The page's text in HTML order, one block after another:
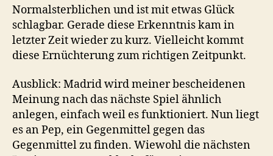
Normalsterblichen und ist mit etwas Glück
schlagbar. Gerade diese Erkenntnis kam in
letzter Zeit wieder zu kurz. Vielleicht kommt
diese Ernüchterung zum richtigen Zeitpunkt.
Ausblick: Madrid wird meiner bescheidenen
Meinung nach das nächste Spiel ähnlich
anlegen, einfach weil es funktioniert. Nun liegt
es an Pep, ein Gegenmittel gegen das
Gegenmittel zu finden. Wiewohl die nächsten